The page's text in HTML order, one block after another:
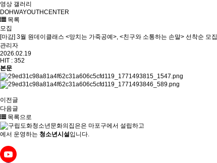
영상 갤러리
DOHWAYOUTHCENTER
목록
모집
[마감] 3월 원데이클래스 <망치는 가죽공예>, <친구와 소통하는 손말> 선착순 모집
관리자
2026.02.19
HIT : 352
본문
이전글
다음글
목록으로
은 마포구에서 설립하고
에서 운영하는 청소년시설입니다.